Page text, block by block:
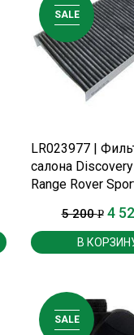
SALE
LR023977 |
салона
Range Rover
5 200Р 4
В
SALE